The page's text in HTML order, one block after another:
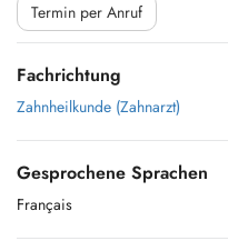
Termin per Anruf
Fachrichtung
Zahnheilkunde (Zahnarzt)
Gesprochene Sprachen
Français